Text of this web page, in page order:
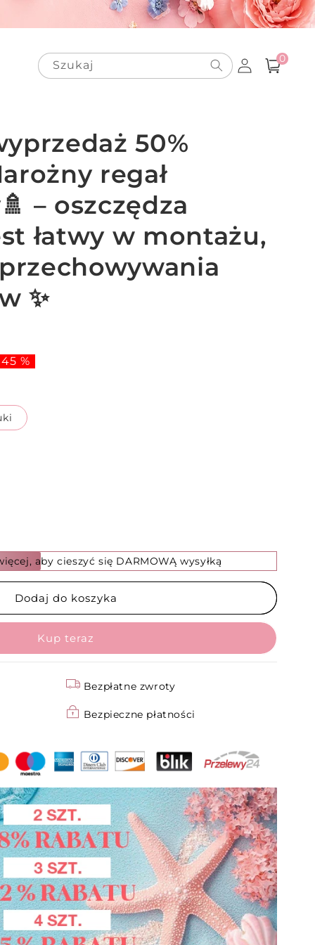
Szukaj
Zaloguj
się
Koszyk
0
pozycje(-
50%
regał
– oszczędza
łatwy w montażu,
✨
%
aby cieszyć się DARMOWĄ wysyłką
Dodaj do koszyka
Bezpłatne zwroty
Bezpieczne płatności